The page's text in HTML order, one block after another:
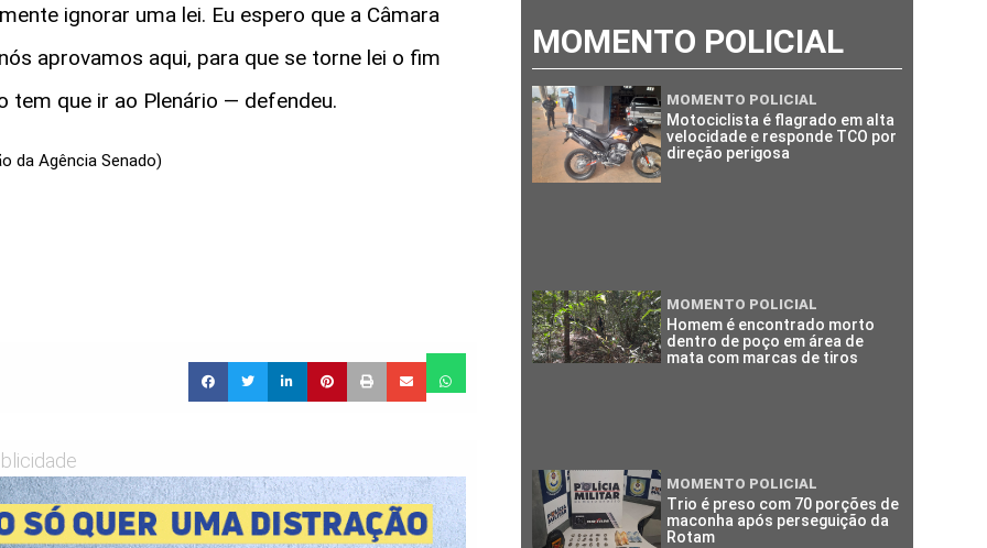
ignorar uma lei. Eu espero que a Câmara
aprovamos aqui, para que se torne lei o fim
tem que ir ao Plenário — defendeu.
da Agência Senado)
MOMENTO POLICIAL
MOMENTO POLICIAL
Motociclista é flagrado em alta
velocidade e responde TCO por
direção perigosa
MOMENTO POLICIAL
Homem é encontrado morto
dentro de poço em área de
mata com marcas de tiros
MOMENTO POLICIAL
Trio é preso com 70 porções de
maconha após perseguição da
Rotam